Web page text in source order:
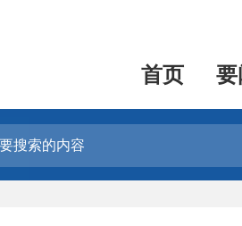
首页 要